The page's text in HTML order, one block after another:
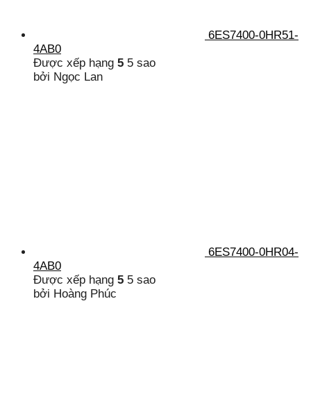
6ES7400-0HR51-
4AB0
Được xếp hạng 5 5 sao
bởi Ngọc Lan
6ES7400-0HR04-
4AB0
Được xếp hạng 5 5 sao
bởi Hoàng Phúc